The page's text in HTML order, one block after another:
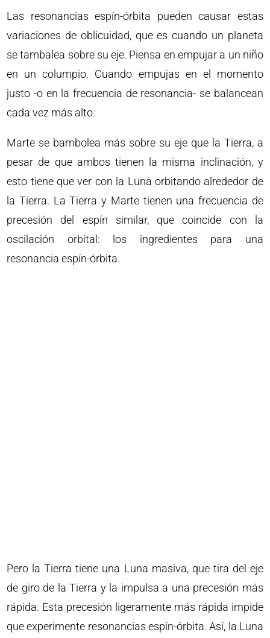
Las resonancias espín-órbita pueden causar estas
variaciones de oblicuidad, que es cuando un planeta
se tambalea sobre su eje. Piensa en empujar a un niño
en un columpio. Cuando empujas en el momento
justo -o en la frecuencia de resonancia- se balancean
cada vez más alto.
Marte se bambolea más sobre su eje que la Tierra, a
pesar de que ambos tienen la misma inclinación, y
esto tiene que ver con la Luna orbitando alrededor de
la Tierra. La Tierra y Marte tienen una frecuencia de
precesión del espín similar, que coincide con la
oscilación orbital: los ingredientes para una
resonancia espín-órbita.
Pero la Tierra tiene una Luna masiva, que tira del eje
de giro de la Tierra y la impulsa a una precesión más
rápida. Esta precesión ligeramente más rápida impide
que experimente resonancias espín-órbita. Así, la Luna